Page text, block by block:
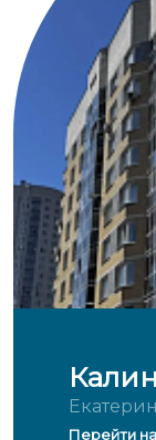
Перейти